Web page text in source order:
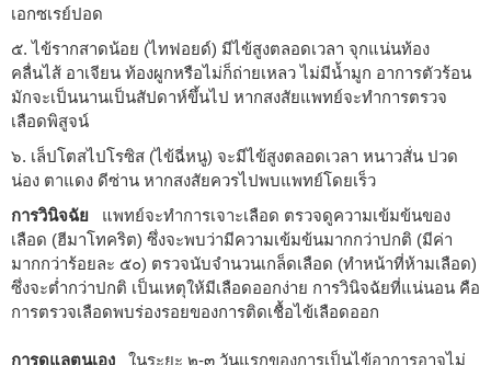
เอกซเรย์ปอด
๕. ไข้รากสาดน้อย (ไทฟอยด์) มีไข้สูงตลอดเวลา จุกแน่นท้อง
คลื่นไส้ อาเจียน ท้องผูกหรือไม่ก็ถ่ายเหลว ไม่มีน้ำมูก อาการตัวร้อน
มักจะเป็นนานเป็นสัปดาห์ขึ้นไป หากสงสัยแพทย์จะทำการตรวจ
เลือดพิสูจน์
๖. เล็ปโตสไปโรซิส (ไข้ฉี่หนู) จะมีไข้สูงตลอดเวลา หนาวสั่น ปวด
น่อง ตาแดง ดีซ่าน หากสงสัยควรไปพบแพทย์โดยเร็ว
การวินิจฉัย แพทย์จะทำการเจาะเลือด ตรวจดูความเข้มข้นของ
เลือด (ฮีมาโทคริต) ซึ่งจะพบว่ามีความเข้มข้นมากกว่าปกติ (มีค่า
มากกว่าร้อยละ ๕๐) ตรวจนับจำนวนเกล็ดเลือด (ทำหน้าที่ห้ามเลือด)
ซึ่งจะต่ำกว่าปกติ เป็นเหตุให้มีเลือดออกง่าย การวินิจฉัยที่แน่นอน คือ
การตรวจเลือดพบร่องรอยของการติดเชื้อไข้เลือดออก
การดูแลตนเอง ในระยะ ๒-๓ วันแรกของการเป็นไข้อาการอาจไม่